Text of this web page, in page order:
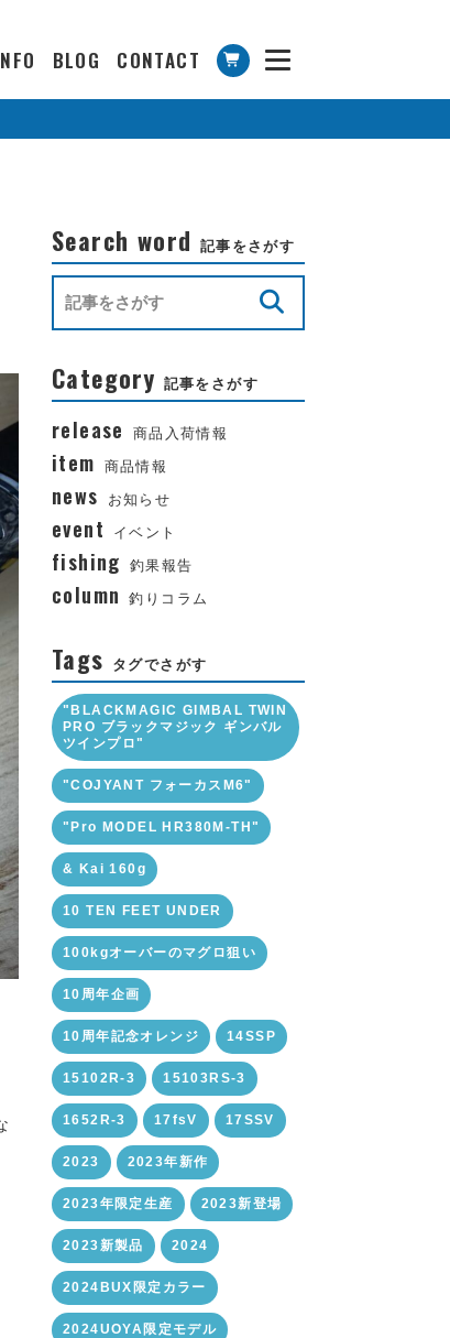
BLOG CONTACT
Search word 記事をさがす
Category 記事をさがす
release 商品入荷情報
item 商品情報
news お知らせ
event イベント
fishing 釣果報告
column 釣りコラム
Tags タグでさがす
"BLACKMAGIC GIMBAL TWIN
PRO ブラックマジック ギンバル
ツインプロ"
"COJYANT フォーカスM6"
"Pro MODEL HR380M-TH"
& Kai 160g
10 TEN FEET UNDER
100kgオーバーのマグロ狙い
10周年企画
10周年記念オレンジ 14SSP
15102R-3 15103RS-3
1652R-3 17fsV 17SSV
2023 2023年新作
2023年限定生産 2023新登場
2023新製品 2024
2024BUX限定カラー
2024UOYA限定モデル